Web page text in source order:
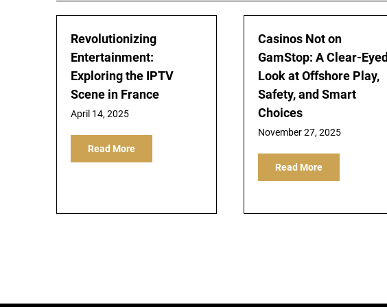
Revolutionizing
Entertainment:
Exploring the IPTV
Scene in France
April 14, 2025
Read More
Casinos Not on
GamStop: A Clear-Eyed
Look at Offshore Play,
Safety, and Smart
Choices
November 27, 2025
Read More